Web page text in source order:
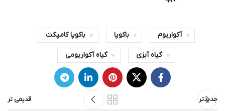
آکواریوم باکوپا باکوپا کامپکت
گیاه آبزی گیاه آکواریومی
جدیدتر قدیمی تر